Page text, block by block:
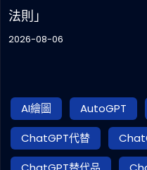
法則」
2026-08-06
AI繪圖 AutoGPT
ChatGPT代替